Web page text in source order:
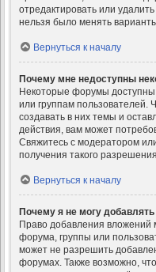
отредактировать или
нельзя было менять
Вернуться к началу
Почему мне недоступны
Некоторые форумы
или группам пользователей.
создавать в них темы и
действия, вам может
Свяжитесь с модератором
получения такого
Вернуться к началу
Почему я не могу
Право добавления вложений
форума, группы или
может не разрешить
форумах. Также возможно,